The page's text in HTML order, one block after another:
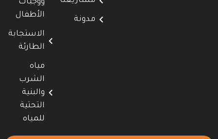
مدونة
ووجبات
الأطفال
الاستجابة
الطارئة
مياه
الشرب
والبنية
التحتية
للمياه